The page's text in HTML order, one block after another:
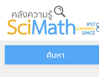
Skip to main content
ค้นหา